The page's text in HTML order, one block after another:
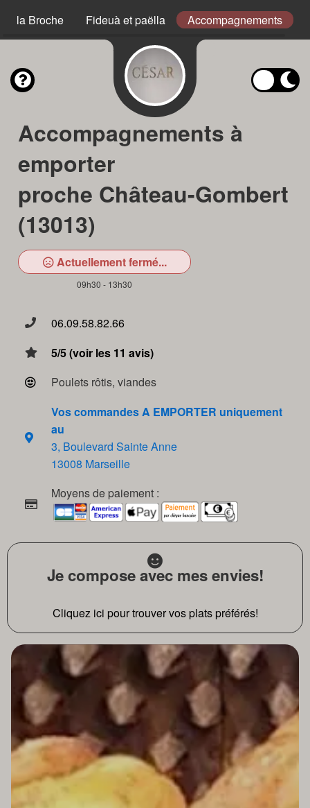
à la Broche Fideuà et paëlla Accompagnements
Accompagnements à
emporter
proche Château-Gombert
(13013)
Actuellement fermé...
09h30 - 13h30
06.09.58.82.66
5/5 (voir les 11 avis)
Poulets rôtis, viandes
Vos commandes A EMPORTER uniquement
au
3, Boulevard Sainte Anne
13008 Marseille
Moyens de paiement :
Je compose avec mes envies!
Cliquez ici pour trouver vos plats préférés!